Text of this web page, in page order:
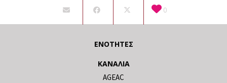
0
ΕΝΌΤΗΤΕΣ
ΚΑΝΆΛΙΑ
AGEAC